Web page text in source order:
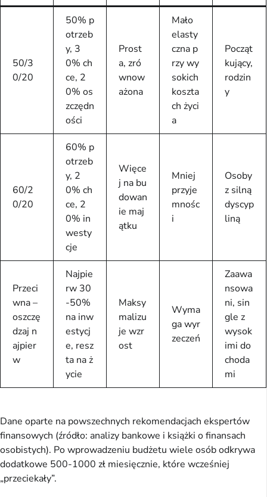
50/3
0/20
50% p
otrzeb
y, 3
0% ch
ce, 2
0% os
zczędn
ości
Prost
a, zró
wnow
ażona
Mało
elasty
czna p
rzy wy
sokich
koszta
ch życi
a
Począt
kujący,
rodzin
y
60/2
0/20
60% p
otrzeb
y, 2
0% ch
ce, 2
0% in
westy
cje
Więce
j na bu
dowan
ie maj
ątku
Mniej
przyje
mnośc
i
Osoby
z silną
dyscyp
liną
Przeci
wna –
oszczę
dzaj n
ajpier
w
Najpie
rw 30
-50%
na inw
estycj
e, resz
ta na ż
ycie
Maksy
malizu
je wzr
ost
Wyma
ga wyr
zeczeń
Zaawa
nsowa
ni, sin
gle z
wysok
imi do
choda
mi
Dane oparte na powszechnych rekomendacjach ekspertów
finansowych (źródło: analizy bankowe i książki o finansach
osobistych). Po wprowadzeniu budżetu wiele osób odkrywa
dodatkowe 500-1000 zł miesięcznie, które wcześniej
„przeciekały”.